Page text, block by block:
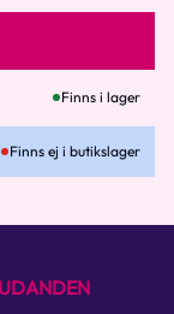
Finns i lager
Finns ej i butikslager